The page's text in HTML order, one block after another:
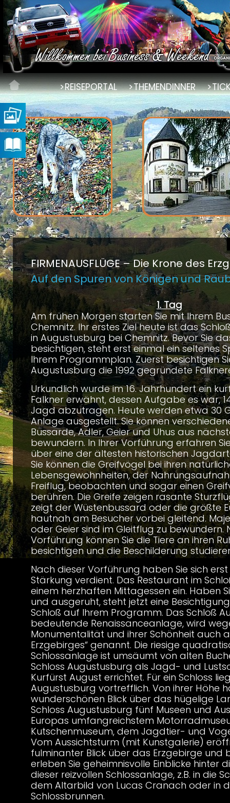
REISEPORTAL THEMENDINNER
FIRMENAUSFLÜGE –Die Krone des
Auf den Spuren von Königen und
1. Tag
Am frühen Morgen starten Sie mit Ihrem
Chemnitz. Ihr erstes Ziel heute ist das
in Augustusburg bei Chemnitz. Bevor Sie
besichtigen, steht erst einmal ein seltenes
Ihrem Programmplan. Zuerst besichtigen
Augustusburg die 1992 gegründete
Urkundlich wurde im 16. Jahrhundert ein
Falkner erwähnt, dessen Aufgabe es war,
Jagd abzutragen. Heute werden etwa 30
Anlage ausgestellt. Sie können
Bussarde, Adler, Geier und Uhus aus
bewundern. In Ihrer Vorführung erfahren
über eine der ältesten historischen
Sie können die Greifvögel bei ihren
Lebensgewohnheiten, der
Freiflug, beobachten und sogar einen
berühren. Die Greife zeigen rasante
zeigt der Wüstenbussard oder die größte
hautnah am Besucher vorbei gleitend.
oder Geier sind im Gleitflug zu bewundern.
Vorführung können Sie die Tiere an ihren
besichtigen und die Beschilderung
Nach dieser Vorführung haben Sie sich
Stärkung verdient. Das Restaurant im
einem herzhaften Mittagessen ein. Haben
und ausgeruht, steht jetzt eine
Schloß auf Ihrem Programm. Das Schloß
bedeutende Renaissanceanlage, wird
Monumentalität und ihrer Schönheit auch
Erzgebirges“ genannt. Die riesige
Schlossanlage ist umsäumt von alten
Schloss Augustusburg als Jagd- und
Kurfürst August errichtet. Für ein Schloss
Augustusburg vortrefflich. Von ihrer Höhe
wunderschönen Blick über das hügelige
Schloss Augustusburg fünf Museen und
Europas umfangreichstem
Kutschenmuseum, dem Jagdtier- und
Vom Aussichtsturm (mit Kunstgalerie)
fulminanter Blick über das Erzgebirge und
erleben Sie geheimnisvolle Einblicke hinter
dieser reizvollen Schlossanlage, z.B. in die
dem Altarbild von Lucas Cranach oder in
Schlossbrunnen.